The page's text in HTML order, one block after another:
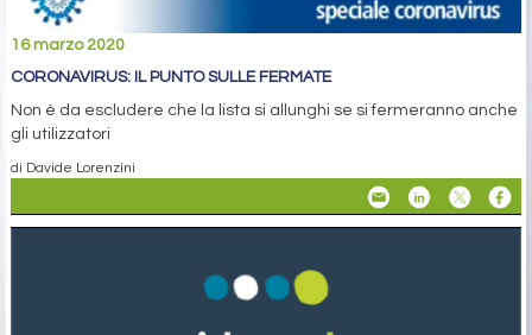
16 marzo 2020
CORONAVIRUS: IL PUNTO SULLE FERMATE
Non è da escludere che la lista si allunghi se si fermeranno anche
gli utilizzatori
di Davide Lorenzini